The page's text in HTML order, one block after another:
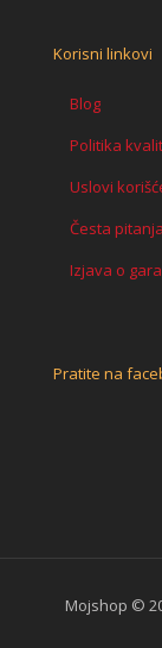
Korisni linkovi
Blog
Politika
Uslovi
Česta pitanja
Izjava o
Pratite na
Mojshop ©